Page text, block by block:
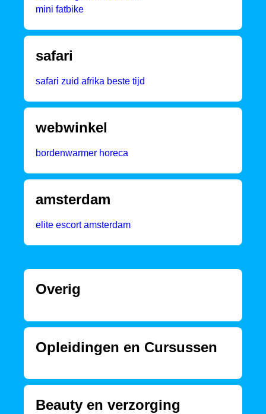
mini fatbike
safari
safari zuid afrika beste tijd
webwinkel
bordenwarmer horeca
amsterdam
elite escort amsterdam
Overig
Opleidingen en Cursussen
Beauty en verzorging